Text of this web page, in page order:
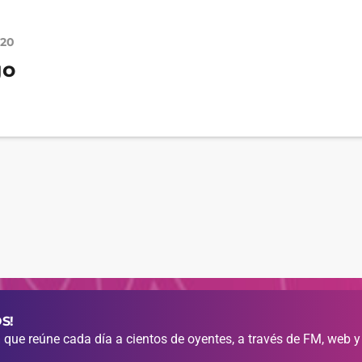
reúne cada día a cientos de oyentes, a través de FM, web